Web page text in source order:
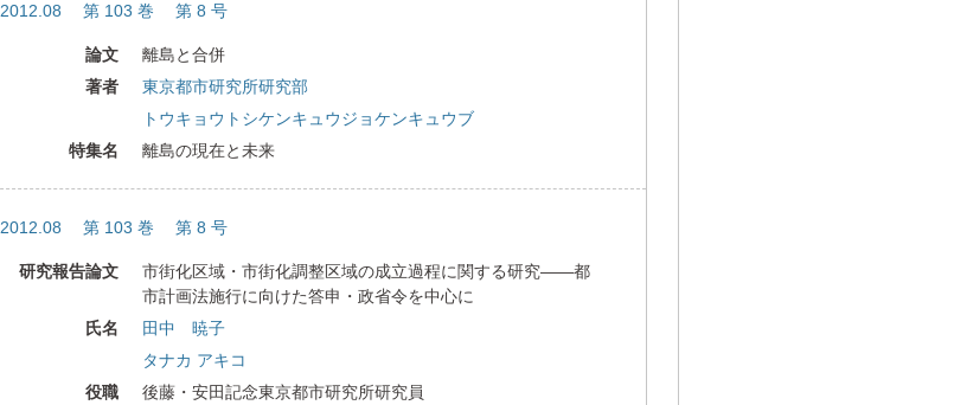
2012.08 第 103 巻 第 8 号
論文
離島と合併
著者
東京都市研究所研究部
トウキョウトシケンキュウジョケンキュウブ
特集名
離島の現在と未来
2012.08 第 103 巻 第 8 号
研究報告論文
市街化区域・市街化調整区域の成立過程に関する研究――都
市計画法施行に向けた答申・政省令を中心に
氏名
田中 暁子
タナカ アキコ
役職
後藤・安田記念東京都市研究所研究員